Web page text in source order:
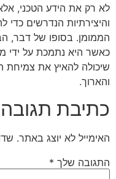
לא רק את הידע הטכני,
והיצירתיות הנדרשים
הממומן. בסופו של דבר,
כאשר היא נתמכת על ידי
שיכולה להאיץ את צמיחת
והארוך.
כתיבת תגובה
האימייל לא יוצג באתר.
התגובה שלך *